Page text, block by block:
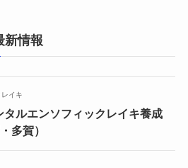
新情報
イキ
ルエンソフィックレイキ養成
多賀）